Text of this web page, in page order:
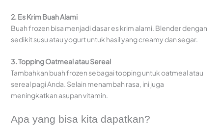
2. Es Krim Buah Alami
Buah frozen bisa menjadi dasar es krim alami. Blender dengan
sedikit susu atau yogurt untuk hasil yang creamy dan segar.
3. Topping Oatmeal atau Sereal
Tambahkan buah frozen sebagai topping untuk oatmeal atau
sereal pagi Anda. Selain menambah rasa, ini juga
meningkatkan asupan vitamin.
Apa yang bisa kita dapatkan?